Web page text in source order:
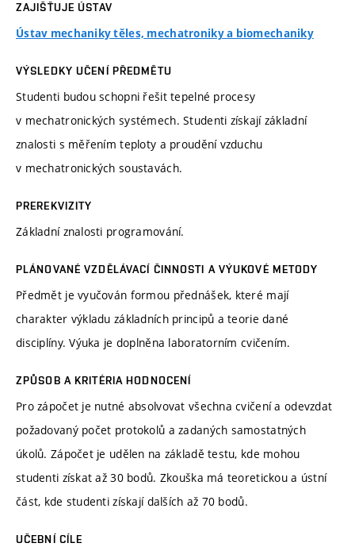
ZAJIŠŤUJE ÚSTAV
Ústav mechaniky těles, mechatroniky a biomechaniky
VÝSLEDKY UČENÍ PŘEDMĚTU
Studenti budou schopni řešit tepelné procesy
v mechatronických systémech. Studenti získají základní
znalosti s měřením teploty a proudění vzduchu
v mechatronických soustavách.
PREREKVIZITY
Základní znalosti programování.
PLÁNOVANÉ VZDĚLÁVACÍ ČINNOSTI A VÝUKOVÉ METODY
Předmět je vyučován formou přednášek, které mají
charakter výkladu základních principů a teorie dané
disciplíny. Výuka je doplněna laboratorním cvičením.
ZPŮSOB A KRITÉRIA HODNOCENÍ
Pro zápočet je nutné absolvovat všechna cvičení a odevzdat
požadovaný počet protokolů a zadaných samostatných
úkolů. Zápočet je udělen na základě testu, kde mohou
studenti získat až 30 bodů. Zkouška má teoretickou a ústní
část, kde studenti získají dalších až 70 bodů.
UČEBNÍ CÍLE